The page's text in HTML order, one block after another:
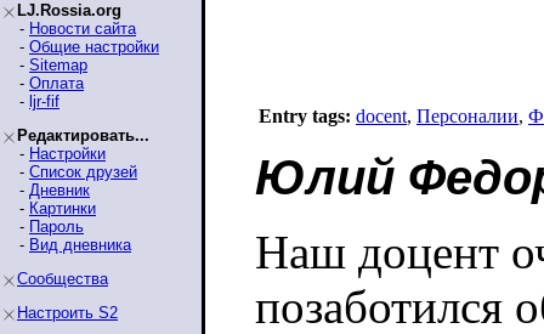
LJ.Rossia.org
- Новости сайта
- Общие настройки
- Sitemap
- Оплата
- ljr-fif
Редактировать...
- Настройки
- Список друзей
- Дневник
- Картинки
- Пароль
- Вид дневника
Сообщества
Настроить S2
Entry tags: docent, Персоналии,
Юлий
Наш доцент
позаботился